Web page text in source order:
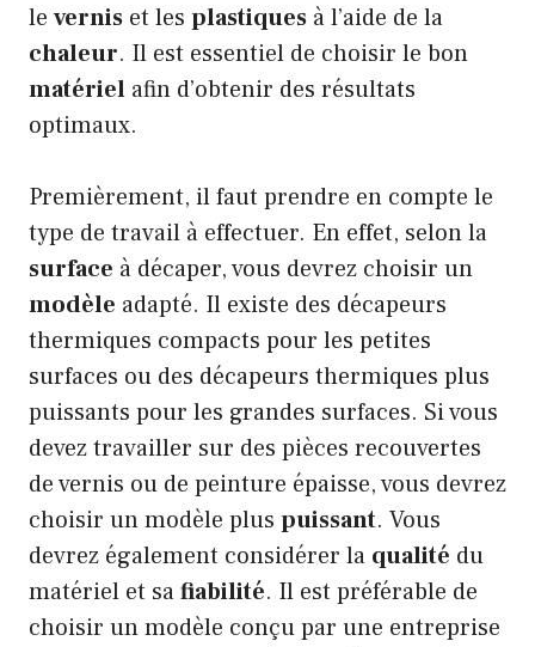
le vernis et les plastiques à l’aide de la
chaleur. Il est essentiel de choisir le bon
matériel afin d’obtenir des résultats
optimaux.
Premièrement, il faut prendre en compte le
type de travail à effectuer. En effet, selon la
surface à décaper, vous devrez choisir un
modèle adapté. Il existe des décapeurs
thermiques compacts pour les petites
surfaces ou des décapeurs thermiques plus
puissants pour les grandes surfaces. Si vous
devez travailler sur des pièces recouvertes
de vernis ou de peinture épaisse, vous devrez
choisir un modèle plus puissant. Vous
devrez également considérer la qualité du
matériel et safiabilité. Il est préférable de
choisir un modèle conçu par une entreprise